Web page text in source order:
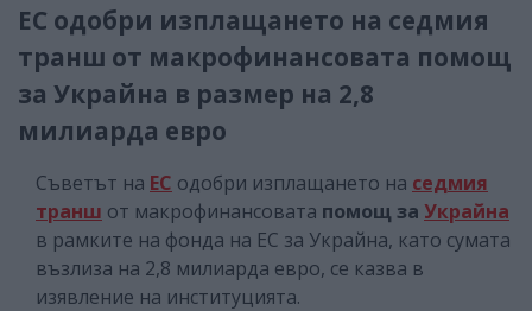
ЕС одобри изплащането на седмия
транш от макрофинансовата помощ
за Украйна в размер на 2,8
милиарда евро
Съветът на ЕС одобри изплащането на седмия
транш от макрофинансовата помощ за Украйна
в рамките на фонда на ЕС за Украйна, като сумата
възлиза на 2,8 милиарда евро, се казва в
изявление на институцията.